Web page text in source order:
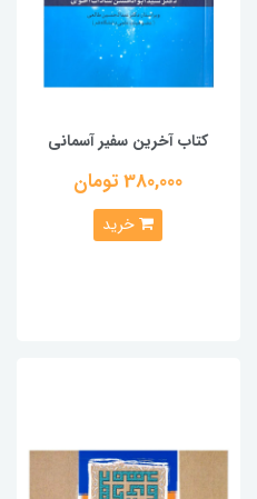
کتاب آخرین سفیر آسمانی
380,000 تومان
خرید